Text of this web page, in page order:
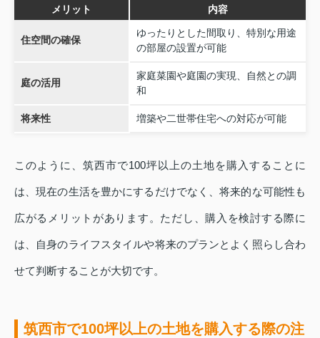
メリット 内容
住空間の確保
ゆったりとした間取り、特別な用途
の部屋の設置が可能
庭の活用
家庭菜園や庭園の実現、自然との調
和
将来性 増築や二世帯住宅への対応が可能
このように、筑西市で100坪以上の土地を購入することに
は、現在の生活を豊かにするだけでなく、将来的な可能性も
広がるメリットがあります。ただし、購入を検討する際に
は、自身のライフスタイルや将来のプランとよく照らし合わ
せて判断することが大切です。
筑西市で100坪以上の土地を購入する際の注